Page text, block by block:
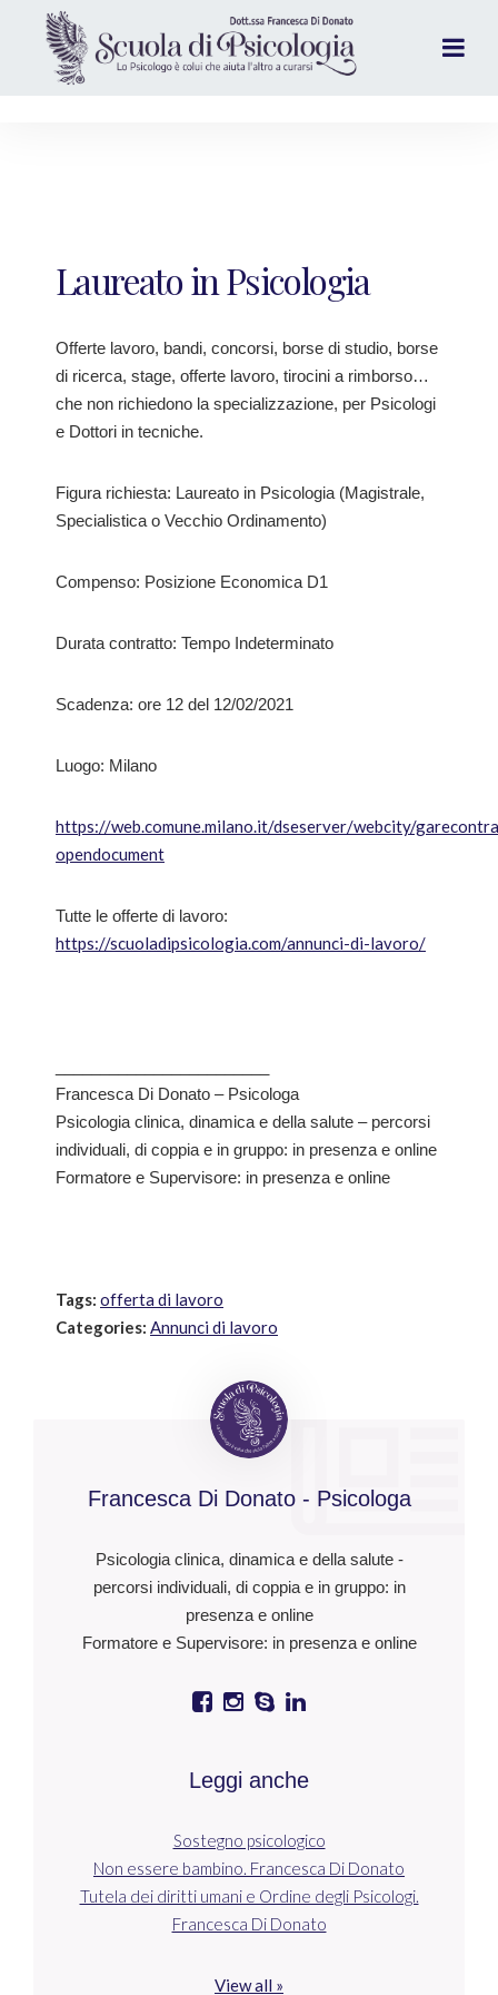
Laureato in Psicologia
Offerte lavoro, bandi, concorsi, borse di studio, borse
di ricerca, stage, offerte lavoro, tirocini a rimborso…
che non richiedono la specializzazione, per Psicologi
e Dottori in tecniche.
Figura richiesta: Laureato in Psicologia (Magistrale,
Specialistica o Vecchio Ordinamento)
Compenso: Posizione Economica D1
Durata contratto: Tempo Indeterminato
Scadenza: ore 12 del 12/02/2021
Luogo: Milano
https://web.comune.milano.it/dseserver/webcity/
opendocument
Tutte le offerte di lavoro:
https://scuoladipsicologia.com/annunci-di-lavoro/
Francesca Di Donato – Psicologa
Psicologia clinica, dinamica e della salute – percorsi
individuali, di coppia e in gruppo: in presenza e online
Formatore e Supervisore: in presenza e online
Tags: offerta di lavoro
Categories: Annunci di lavoro
Francesca Di Donato - Psicologa
Psicologia clinica, dinamica e della salute -
percorsi individuali, di coppia e in gruppo: in
presenza e online
Formatore e Supervisore: in presenza e online
Leggi anche
Sostegno psicologico
Non essere bambino. Francesca Di Donato
Tutela dei diritti umani e Ordine degli Psicologi.
Francesca Di Donato
View all »